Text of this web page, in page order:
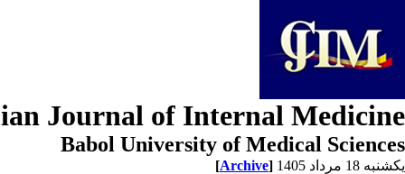
Journal of Internal Medicine
Babol University of Medical Sciences
یکشنبه 18 مرداد 1405 [Archive]